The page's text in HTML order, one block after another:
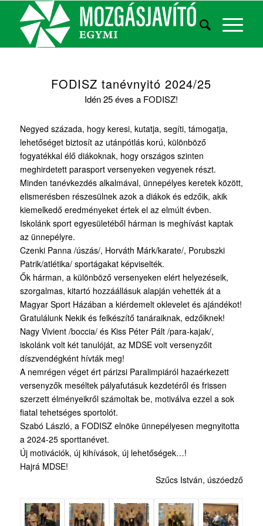
FODISZ tanévnyitó 2024/25
Idén 25 éves a FODISZ!
Negyed százada, hogy keresi, kutatja, segíti, támogatja,
lehetőséget biztosít az utánpótlás korú, különböző
fogyatékkal élő diákoknak, hogy országos szinten
meghirdetett parasport versenyeken vegyenek részt.
Minden tanévkezdés alkalmával, ünnepélyes keretek között,
elismerésben részesülnek azok a diákok és edzőik, akik
kiemelkedő eredményeket értek el az elmúlt évben.
Iskolánk sport egyesületéből hárman is meghívást kaptak
az ünnepélyre.
Czenki Panna /úszás/, Horváth Márk/karate/, Porubszki
Patrik/atlétika/ sportágakat képviselték.
Ők hárman, a különböző versenyeken elért helyezéseik,
szorgalmas, kitartó hozzáállásuk alapján vehették át a
Magyar Sport Házában a kiérdemelt oklevelet és ajándékot!
Gratulálunk Nekik és felkészítő tanáraiknak, edzőiknek!
Nagy Vivient /boccia/ és Kiss Péter Pált /para-kajak/,
iskolánk volt két tanulóját, az MDSE volt versenyzőit
díszvendégként hívták meg!
A nemrégen véget ért párizsi Paralimpiáról hazaérkezett
versenyzők meséltek pályafutásuk kezdetéről és frissen
szerzett élményeikről számoltak be, motiválva ezzel a sok
fiatal tehetséges sportolót.
Szabó László, a FODISZ elnöke ünnepélyesen megnyitotta
a 2024-25 sporttanévet.
Új motivációk, új kihívások, új lehetőségek…!
Hajrá MDSE!
Szűcs István, úszóedző